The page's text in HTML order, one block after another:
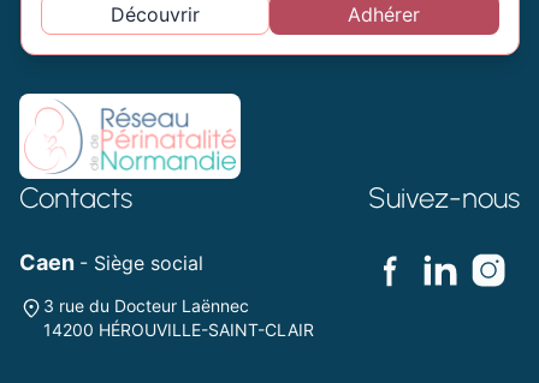
Découvrir Adhérer
Contacts
Caen - Siège social
3 rue du Docteur Laënnec
14200 HÉROUVILLE-SAINT-CLAIR
Suivez-nous